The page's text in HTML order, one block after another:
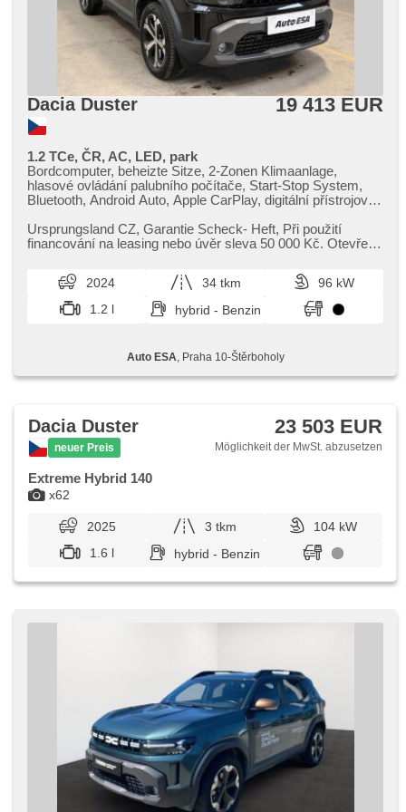
Dacia Duster 19 413 EUR
1.2 TCe, ČR, AC, LED, park
Bordcomputer, beheizte Sitze, 2-Zonen Klimaanlage,
hlasové ovládání palubního počítače, Start-Stop System,
Bluetooth, Android Auto, Apple CarPlay, digitální přístrojový
Multifunktionslenkrad, USB, Getönte Scheiben, bezklíčové
odemykání, täglich Leuchten, Alufelgen, Handgetriebe, El.
Zentralverriegelung mit Funkfernbedienung, Elektronisches
Stabilitätsprogramm (ESP), Scheibenwischersensor,
Nebelscheinwerfer, El. Klappspiegel, Reifendrucksensor,
starten per Taste, Vorderlichter LED, ABS, isofix,
Ursprungsland CZ,​ Garantie Scheck​- Heft,​ Při použití
financování na leasing nebo úvěr sleva 50 000 Kč. Otevřeno
2024 34 tkm
96 kW
1.2 l
hybrid - Benzin
Auto ESA , Praha 10-Štěrboholy
x62
Dacia Duster
neuer Preis
23 503 EUR
Möglichkeit der MwSt. abzusetzen
Extreme Hybrid 140
2025 3 tkm
104 kW
1.6 l
hybrid - Benzin